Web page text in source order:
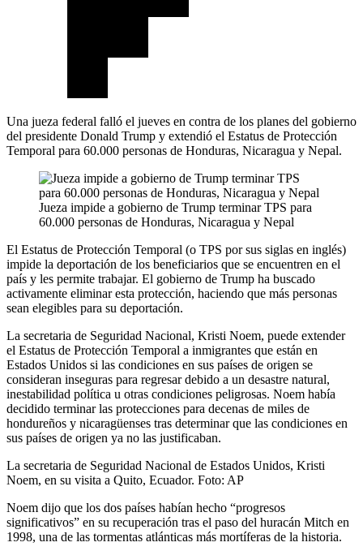
Una jueza federal falló el jueves en contra de los planes del gobierno
del presidente Donald Trump y extendió el Estatus de Protección
Temporal para 60.000 personas de Honduras, Nicaragua y Nepal.
Jueza impide a gobierno de Trump terminar TPS para
60.000 personas de Honduras, Nicaragua y Nepal
El Estatus de Protección Temporal (o TPS por sus siglas en inglés)
impide la deportación de los beneficiarios que se encuentren en el
país y les permite trabajar. El gobierno de Trump ha buscado
activamente eliminar esta protección, haciendo que más personas
sean elegibles para su deportación.
La secretaria de Seguridad Nacional, Kristi Noem, puede extender
el Estatus de Protección Temporal a inmigrantes que están en
Estados Unidos si las condiciones en sus países de origen se
consideran inseguras para regresar debido a un desastre natural,
inestabilidad política u otras condiciones peligrosas. Noem había
decidido terminar las protecciones para decenas de miles de
hondureños y nicaragüenses tras determinar que las condiciones en
sus países de origen ya no las justificaban.
La secretaria de Seguridad Nacional de Estados Unidos, Kristi
Noem, en su visita a Quito, Ecuador. Foto: AP
Noem dijo que los dos países habían hecho “progresos
significativos” en su recuperación tras el paso del huracán Mitch en
1998, una de las tormentas atlánticas más mortíferas de la historia.